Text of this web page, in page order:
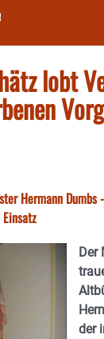
lobt
Hermann Dumbs
Der
der